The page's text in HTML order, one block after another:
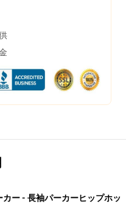
ー - 長袖パーカーヒップホッ